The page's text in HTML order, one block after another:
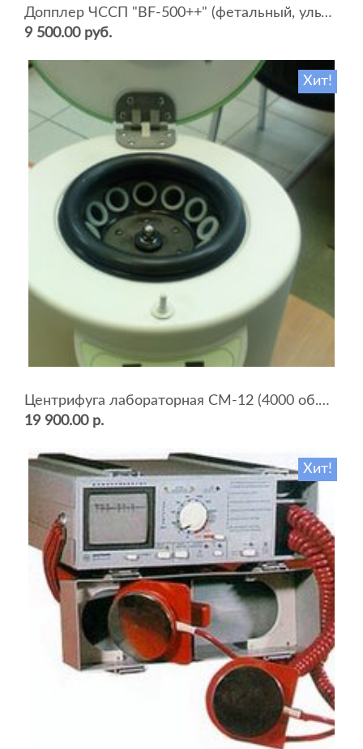
Допплер ЧССП "BF-500++" (фетальный, ультразвуковой)
9 500.00 руб.
Хит!
Центрифуга лабораторная СМ-12 (4000 об.мин, 12 пробирок)
19 900.00 р.
Хит!